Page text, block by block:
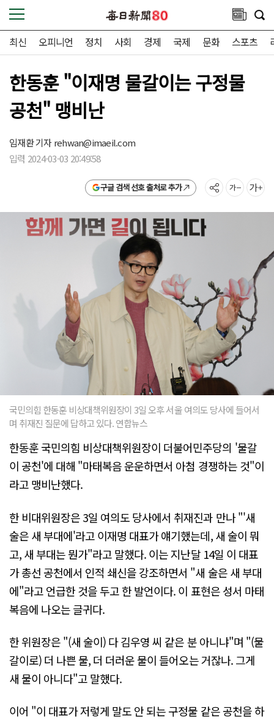
최신 오피니언 정치 사회 경제 국제 문화 스포츠
한동훈 "이재명 물갈이는 구정물
공천" 맹비난
임재환 기자rehwan@imaeil.com
입력 2024-03-03 20:49:58
구글 검색 선호 출처로 추가
국민의힘 한동훈 비상대책위원장이 3일 오후 서울 여의도 당사에 들어서
며 취재진 질문에 답하고 있다. 연합뉴스
한동훈 국민의힘 비상대책위원장이 더불어민주당의 '물갈
이 공천'에 대해 "마태복음 운운하면서 아첨 경쟁하는 것"이
라고 맹비난했다.
한 비대위원장은 3일 여의도 당사에서 취재진과 만나 "'새
술은 새 부대에'라고 이재명 대표가 얘기했는데, 새 술이 뭐
고, 새 부대는 뭔가"라고 말했다. 이는 지난달 14일 이 대표
가 총선 공천에서 인적 쇄신을 강조하면서 "새 술은 새 부대
에"라고 언급한 것을 두고 한 발언이다. 이 표현은 성서 마태
복음에 나오는 글귀다.
한 위원장은 "(새 술이) 다 김우영 씨 같은 분 아니냐"며 "(물
갈이로) 더 나쁜 물, 더 더러운 물이 들어오는 거잖나. 그게
새 물이 아니다"고 말했다.
이어 "이 대표가 저렇게 말도 안 되는 구정물 같은 공천을 하